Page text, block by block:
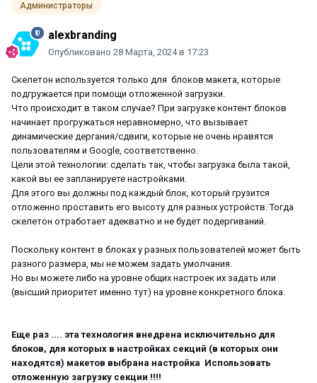
Администраторы
alexbranding
Опубликовано 28 Марта, 2024 в 17:23
Скелетон используется только для блоков макета, которые
подгружается при помощи отложенной загрузки.
Что происходит в таком случае? При загрузке контент блоков
начинает прогружаться неравномерно, что вызывает
динамические дергания/сдвиги, которые не очень нравятся
пользователям и Google, соответственно.
Цели этой технологии: сделать так, чтобы загрузка была такой,
какой вы ее запланируете настройками.
Для этого вы должны под каждый блок, который грузится
отложенно проставить его высоту для разных устройств. Тогда
скелетон отработает адекватно и не будет подергиваний.
Поскольку контент в блоках у разных пользователей может быть
разного размера, мы не можем задать умолчания.
Но вы можете либо на уровне общих настроек их задать или
(высший приоритет именно тут) на уровне конкретного блока.
Еще раз .... эта технология внедрена исключительно для
блоков, для которых в настройках секций (в которых они
находятся) макетов выбрана настройка Использовать
отложенную загрузку секции !!!!